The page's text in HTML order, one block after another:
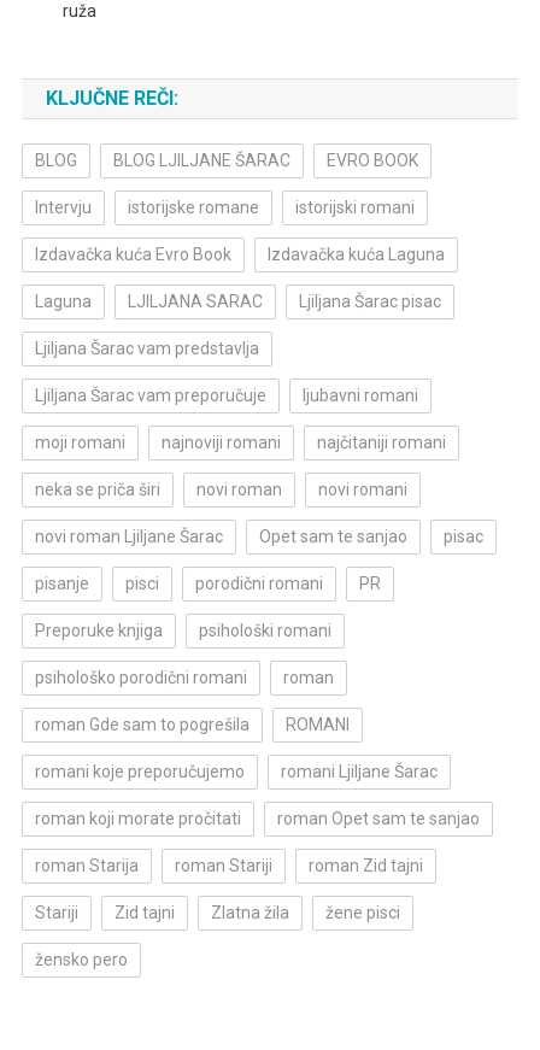
ruža
KLJUČNE REČI:
BLOG BLOG LJILJANE ŠARAC EVRO BOOK
Intervju istorijske romane istorijski romani
Izdavačka kuća Evro Book Izdavačka kuća Laguna
Laguna LJILJANA SARAC Ljiljana Šarac pisac
Ljiljana Šarac vam predstavlja
Ljiljana Šarac vam preporučuje ljubavni romani
moji romani najnoviji romani najčitaniji romani
neka se priča širi novi roman novi romani
novi roman Ljiljane Šarac Opet sam te sanjao pisac
pisanje pisci porodični romani PR
Preporuke knjiga psihološki romani
psihološko porodični romani roman
roman Gde sam to pogrešila ROMANI
romani koje preporučujemo romani Ljiljane Šarac
roman koji morate pročitati roman Opet sam te sanjao
roman Starija roman Stariji roman Zid tajni
Stariji Zid tajni Zlatna žila žene pisci
žensko pero